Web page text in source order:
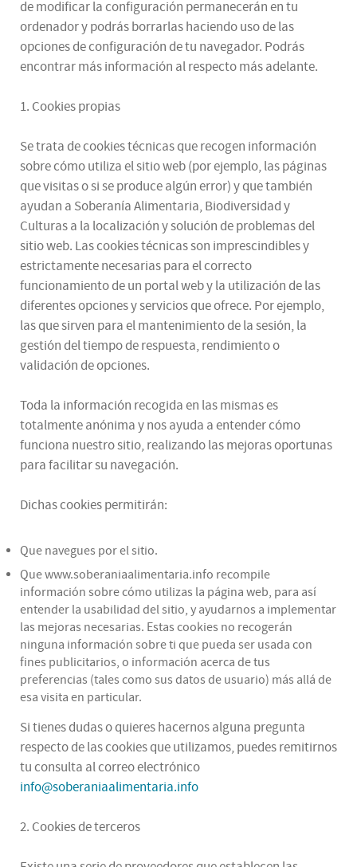
de modificar la configuración permanecerán en tu
ordenador y podrás borrarlas haciendo uso de las
opciones de configuración de tu navegador. Podrás
encontrar más información al respecto más adelante.
1. Cookies propias
Se trata de cookies técnicas que recogen información
sobre cómo utiliza el sitio web (por ejemplo, las páginas
que visitas o si se produce algún error) y que también
ayudan a Soberanía Alimentaria, Biodiversidad y
Culturas a la localización y solución de problemas del
sitio web. Las cookies técnicas son imprescindibles y
estrictamente necesarias para el correcto
funcionamiento de un portal web y la utilización de las
diferentes opciones y servicios que ofrece. Por ejemplo,
las que sirven para el mantenimiento de la sesión, la
gestión del tiempo de respuesta, rendimiento o
validación de opciones.
Toda la información recogida en las mismas es
totalmente anónima y nos ayuda a entender cómo
funciona nuestro sitio, realizando las mejoras oportunas
para facilitar su navegación.
Dichas cookies permitirán:
Que navegues por el sitio.
Que www.soberaniaalimentaria.info recompile
información sobre cómo utilizas la página web, para así
entender la usabilidad del sitio, y ayudarnos a implementar
las mejoras necesarias. Estas cookies no recogerán
ninguna información sobre ti que pueda ser usada con
fines publicitarios, o información acerca de tus
preferencias (tales como sus datos de usuario) más allá de
esa visita en particular.
Si tienes dudas o quieres hacernos alguna pregunta
respecto de las cookies que utilizamos, puedes remitirnos
tu consulta al correo electrónico
info@soberaniaalimentaria.info
2. Cookies de terceros